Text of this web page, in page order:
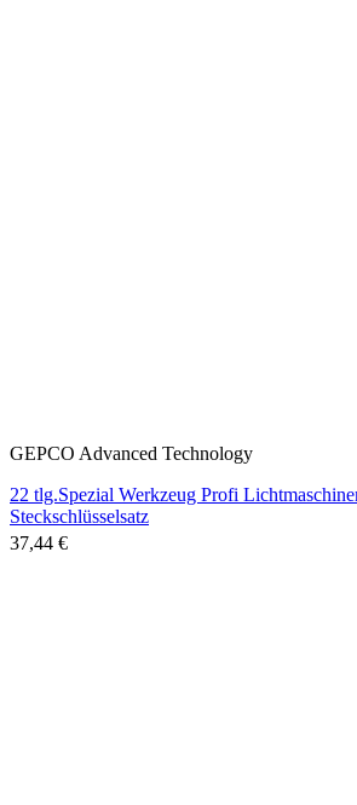
GEPCO Advanced Technology
22 tlg.Spezial Werkzeug Profi
Steckschlüsselsatz
37,44 €